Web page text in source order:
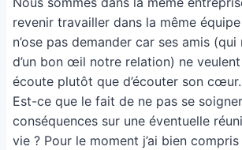
revenir travailler dans la même
n’ose pas demander car ses amis
d’un bon œil notre relation) ne
écoute plutôt que d’écouter son cœur.
Est-ce que le fait de ne pas se
conséquences sur une éventuelle
vie ? Pour le moment j’ai bien